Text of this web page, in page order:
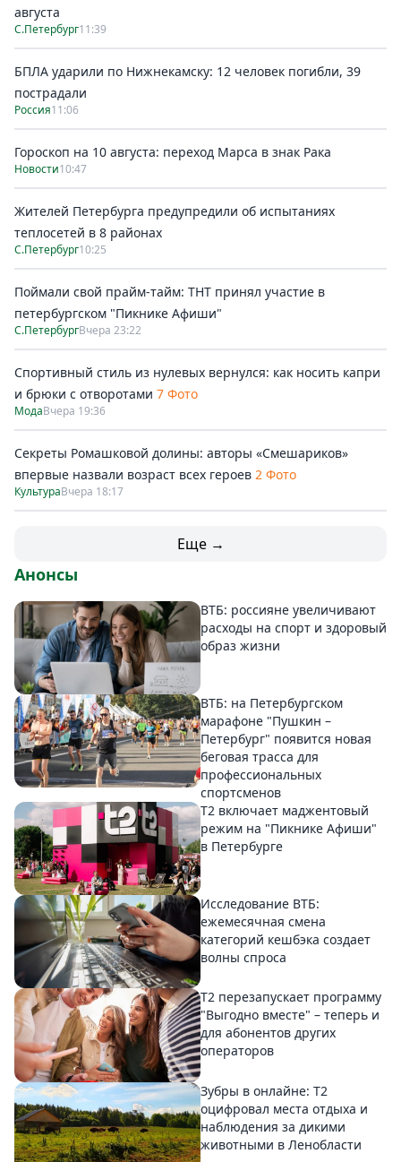
августа
С.Петербург11:39
БПЛА ударили по Нижнекамску: 12 человек погибли, 39
пострадали
Россия11:06
Гороскоп на 10 августа: переход Марса в знак Рака
Новости10:47
Жителей Петербурга предупредили об испытаниях
теплосетей в 8 районах
С.Петербург10:25
Поймали свой прайм-тайм: ТНТ принял участие в
петербургском "Пикнике Афиши"
С.ПетербургВчера 23:22
Спортивный стиль из нулевых вернулся: как носить капри
и брюки с отворотами 7 Фото
МодаВчера 19:36
Секреты Ромашковой долины: авторы «Смешариков»
впервые назвали возраст всех героев 2 Фото
КультураВчера 18:17
Еще →
Анонсы
ВТБ: россияне увеличивают
расходы на спорт и здоровый
образ жизни
ВТБ: на Петербургском
марафоне "Пушкин –
Петербург" появится новая
беговая трасса для
профессиональных
спортсменов
Т2 включает маджентовый
режим на "Пикнике Афиши"
в Петербурге
Исследование ВТБ:
ежемесячная смена
категорий кешбэка создает
волны спроса
Т2 перезапускает программу
"Выгодно вместе" – теперь и
для абонентов других
операторов
Зубры в онлайне: Т2
оцифровал места отдыха и
наблюдения за дикими
животными в Ленобласти